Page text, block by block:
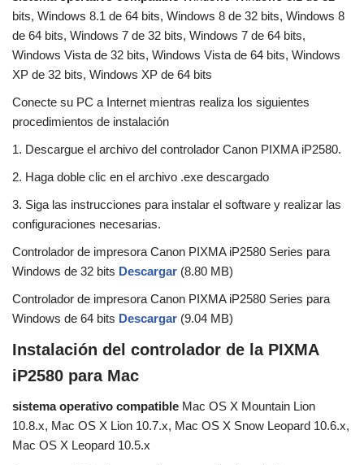
bits, Windows 8.1 de 64 bits, Windows 8 de 32 bits, Windows 8
de 64 bits, Windows 7 de 32 bits, Windows 7 de 64 bits,
Windows Vista de 32 bits, Windows Vista de 64 bits, Windows
XP de 32 bits, Windows XP de 64 bits
Conecte su PC a Internet mientras realiza los siguientes
procedimientos de instalación
1. Descargue el archivo del controlador Canon PIXMA iP2580.
2. Haga doble clic en el archivo .exe descargado
3. Siga las instrucciones para instalar el software y realizar las
configuraciones necesarias.
Controlador de impresora Canon PIXMA iP2580 Series para
Windows de 32 bits Descargar (8.80 MB)
Controlador de impresora Canon PIXMA iP2580 Series para
Windows de 64 bits Descargar (9.04 MB)
Instalación del controlador de la PIXMA
iP2580 para Mac
sistema operativo compatible Mac OS X Mountain Lion
10.8.x, Mac OS X Lion 10.7.x, Mac OS X Snow Leopard 10.6.x,
Mac OS X Leopard 10.5.x